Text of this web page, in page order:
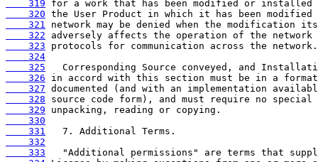
    319
    320
    321
    322
    323
    324
    325
    326
    327
    328
    329
    330
    331
    332
    333